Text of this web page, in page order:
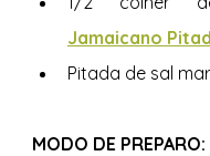
Jamaicano
Pitada de sal
MODO DE PREPARO: